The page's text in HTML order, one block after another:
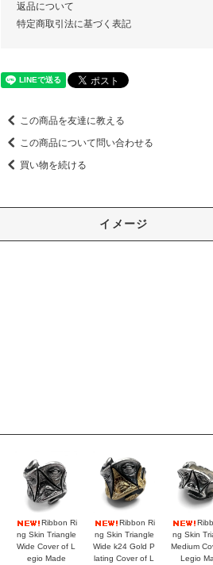
返品について
特定商取引法に基づく表記
この商品を友達に教える
この商品について問い合わせる
買い物を続ける
イメージ
Ribbon Ri
ng Skin Triangle
Wide Cover of L
egio Made
Ribbon Ri
ng Skin Triangle
Wide k24 Gold P
lating Cover of L
ng Skin
Medium
Legio